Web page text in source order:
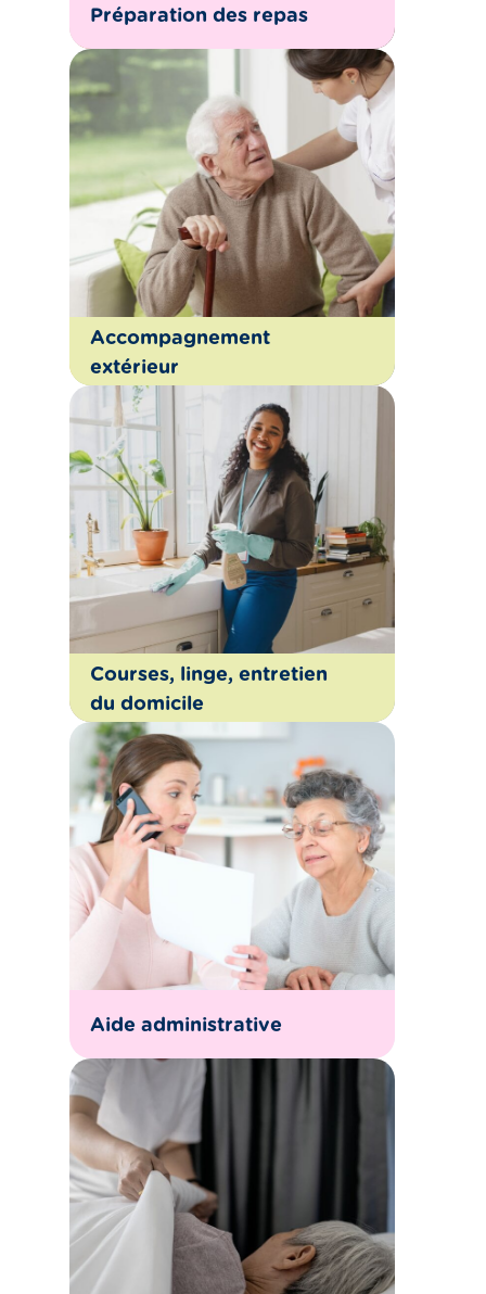
Préparation des repas
Accompagnement
extérieur
Courses, linge, entretien
du domicile
Aide administrative